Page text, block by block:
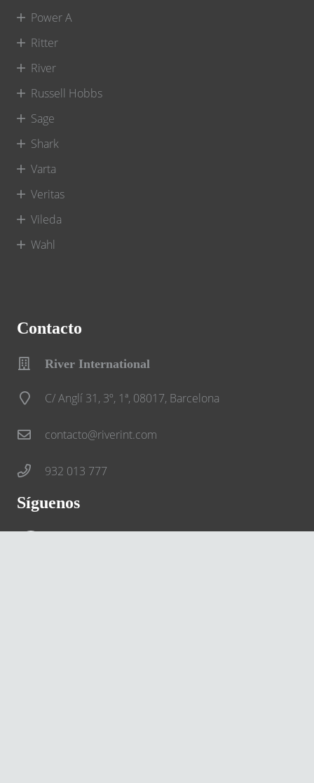
Power A
Ritter
River
Russell Hobbs
Sage
Shark
Varta
Veritas
Vileda
Wahl
Contacto
River International
C/ Anglí 31, 3º, 1ª, 08017, Barcelona
contacto@riverint.com
932 013 777
Síguenos